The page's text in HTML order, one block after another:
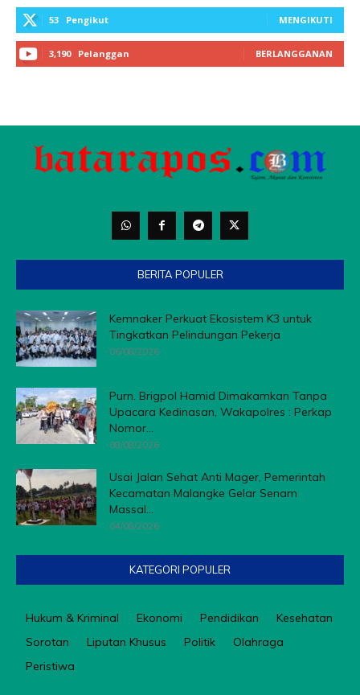
53 Pengikut MENGIKUTI
3,190 Pelanggan BERLANGGANAN
BERITA POPULER
Kemnaker Perkuat Ekosistem K3 untuk
Tingkatkan Pelindungan Pekerja
06/08/2026
Purn. Brigpol Hamid Dimakamkan Tanpa
Upacara Kedinasan, Wakapolres : Perkap
Nomor...
08/08/2026
Usai Jalan Sehat Anti Mager, Pemerintah
Kecamatan Malangke Gelar Senam
Massal...
04/08/2026
KATEGORI POPULER
Hukum & Kriminal Ekonomi Pendidikan
Kesehatan
Sorotan
Liputan Khusus Politik
Olahraga
Peristiwa